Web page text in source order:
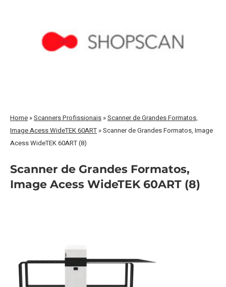
Home »Scanners Profissionais »Scanner de Grandes Formatos,
Image Acess WideTEK 60ART »Scanner de Grandes Formatos, Image
Acess WideTEK 60ART (8)
Scanner de Grandes Formatos,
Image Acess WideTEK 60ART (8)